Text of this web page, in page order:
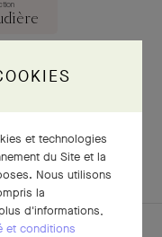
et technologies
du Site et la
Nous utilisons
la
d'informations,
et conditions